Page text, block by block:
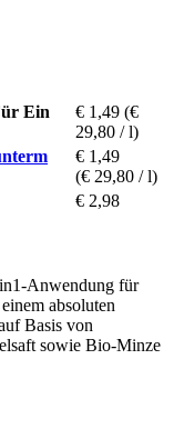
Ein
€ 1,49 (€
29,80 / l)
€ 1,49
(€ 29,80 / l)
€ 2,98
Anwendung für
absoluten
Basis von
sowie Bio-Minze